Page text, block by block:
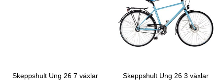
Skeppshult Ung 26 7 växlar
Skeppshult Ung 26 3 växlar